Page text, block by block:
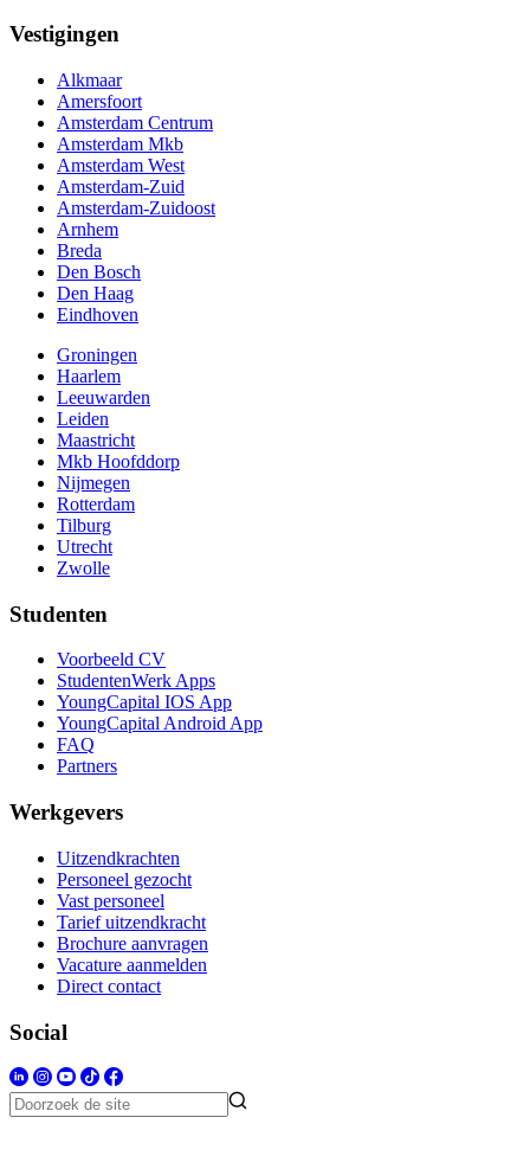
Vestigingen
Alkmaar
Amersfoort
Amsterdam Centrum
Amsterdam Mkb
Amsterdam West
Amsterdam-Zuid
Amsterdam-Zuidoost
Arnhem
Breda
Den Bosch
Den Haag
Eindhoven
Groningen
Haarlem
Leeuwarden
Leiden
Maastricht
Mkb Hoofddorp
Nijmegen
Rotterdam
Tilburg
Utrecht
Zwolle
Studenten
Voorbeeld CV
StudentenWerk Apps
YoungCapital IOS App
YoungCapital Android App
FAQ
Partners
Werkgevers
Uitzendkrachten
Personeel gezocht
Vast personeel
Tarief uitzendkracht
Brochure aanvragen
Vacature aanmelden
Direct contact
Social